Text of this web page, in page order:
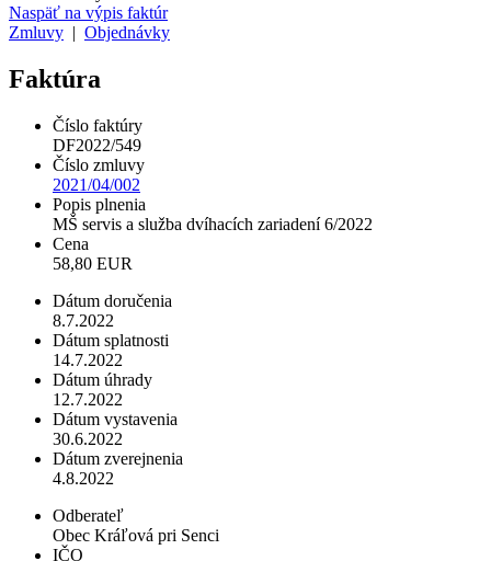
Naspäť na výpis faktúr
Zmluvy
Objednávky
Faktúra
Číslo faktúry
DF2022/549
Číslo zmluvy
2021/04/002
Popis plnenia
MŠ servis a služba dvíhacích zariadení 6/2022
Cena
58,80 EUR
Dátum doručenia
8.7.2022
Dátum splatnosti
14.7.2022
Dátum úhrady
12.7.2022
Dátum vystavenia
30.6.2022
Dátum zverejnenia
4.8.2022
Odberateľ
Obec Kráľová pri Senci
IČO